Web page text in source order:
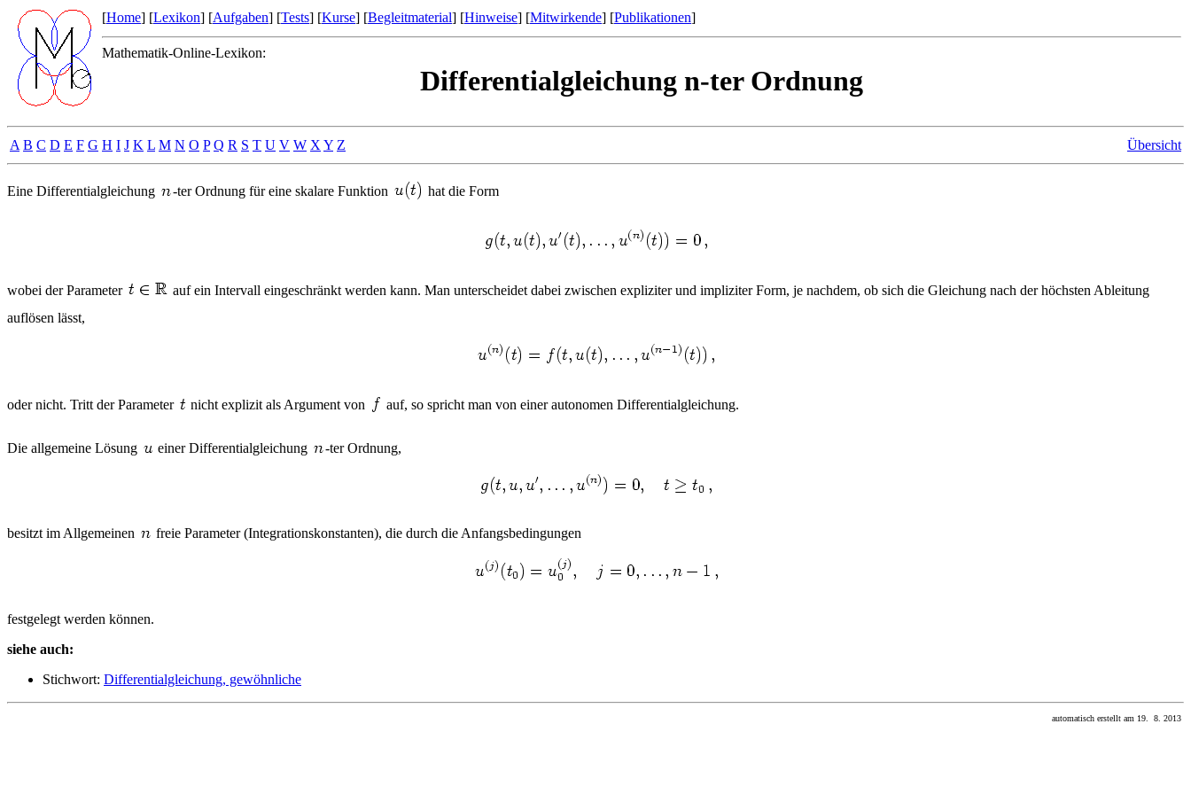
[Home] [Lexikon] [Aufgaben] [Tests] [Kurse] [Begleitmaterial] [Hinweise] [Mitwirkende] [Publikationen]
Mathematik-Online-Lexikon:
Differentialgleichung n-ter Ordnung
A B C D E F G H I J K L M N O P Q R S T U V W X Y Z Übersicht
Eine Differentialgleichung -ter Ordnung für eine skalare Funktion hat die Form
wobei der Parameter
auf ein Intervall eingeschränkt werden kann. Man unterscheidet dabei zwischen expliziter und impliziter Form, je nachdem, ob sich die Gleichung nach der höchsten Ableitung
auflösen lässt,
oder nicht. Tritt der Parameter nicht explizit als Argument von auf, so spricht man von einer autonomen Differentialgleichung.
Die allgemeine Lösung einer Differentialgleichung -ter Ordnung,
besitzt im Allgemeinen freie Parameter (Integrationskonstanten), die durch die Anfangsbedingungen
festgelegt werden können.
siehe auch:
Stichwort: Differentialgleichung, gewöhnliche
automatisch erstellt am 19. 8. 2013